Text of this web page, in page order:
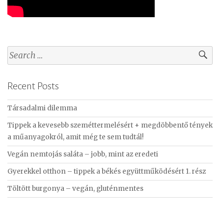
S
e
r
c
h
f
o
r
:
Recent Posts
Társadalmi dilemma
Tippek a kevesebb szeméttermelésért + megdöbbentő tények
a műanyagokról, amit még te sem tudtál!
Vegán nemtojás saláta – jobb, mint az eredeti
Gyerekkel otthon – tippek a békés együttműködésért 1. rész
Töltött burgonya – vegán, gluténmentes